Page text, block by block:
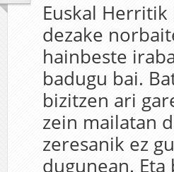
Euskal
dezake
hainbeste
badugu bai.
bizitzen ari
zein mailatan
zeresanik ez
dugunean.